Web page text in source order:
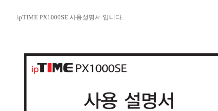
ipTIME PX1000SE 사용설명서 입니다.